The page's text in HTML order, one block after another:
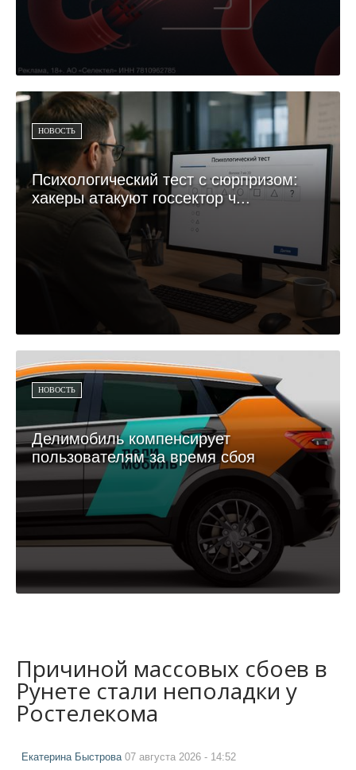
НОВОСТЬ
Психологический тест с сюрпризом:
хакеры атакуют госсектор ч...
НОВОСТЬ
Делимобиль компенсирует
пользователям за время сбоя
Причиной массовых сбоев в
Рунете стали неполадки у
Ростелекома
Екатерина Быстрова 07 августа 2026 - 14:52